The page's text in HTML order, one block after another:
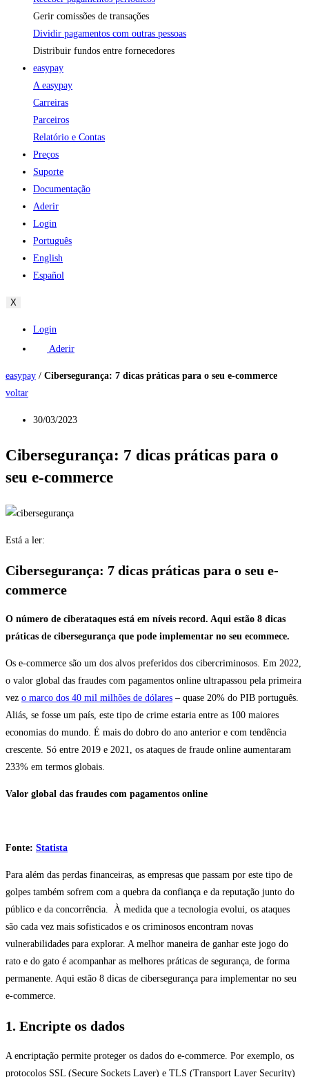
Gerir comissões de transações
Dividir pagamentos com outras pessoas
Distribuir fundos entre fornecedores
easypay
A easypay
Carreiras
Parceiros
Relatório e Contas
Preços
Suporte
Documentação
Aderir
Login
Português
English
Español
X
Login
Aderir
easypay / Cibersegurança: 7 dicas práticas para o seu e-commerce
voltar
30/03/2023
Cibersegurança: 7 dicas práticas para o
seu e-commerce
Está a ler:
Cibersegurança: 7 dicas práticas para o seu e-
commerce
O número de ciberataques está em níveis record. Aqui estão 8 dicas
práticas de cibersegurança que pode implementar no seu ecommece.
Os e-commerce são um dos alvos preferidos dos cibercriminosos. Em 2022,
o valor global das fraudes com pagamentos online ultrapassou pela primeira
vez o marco dos 40 mil milhões de dólares – quase 20% do PIB português.
Aliás, se fosse um país, este tipo de crime estaria entre as 100 maiores
economias do mundo. É mais do dobro do ano anterior e com tendência
crescente. Só entre 2019 e 2021, os ataques de fraude online aumentaram
233% em termos globais.
Valor global das fraudes com pagamentos online
Fonte: Statista
Para além das perdas financeiras, as empresas que passam por este tipo de
golpes também sofrem com a quebra da confiança e da reputação junto do
público e da concorrência. À medida que a tecnologia evolui, os ataques
são cada vez mais sofisticados e os criminosos encontram novas
vulnerabilidades para explorar. A melhor maneira de ganhar este jogo do
rato e do gato é acompanhar as melhores práticas de segurança, de forma
permanente. Aqui estão 8 dicas de cibersegurança para implementar no seu
e-commerce.
1. Encripte os dados
A encriptação permite proteger os dados do e-commerce. Por exemplo, os
protocolos SSL (Secure Sockets Layer) e TLS (Transport Layer Security)